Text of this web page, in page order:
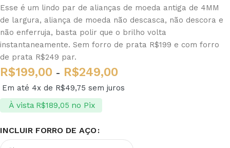
Esse é um lindo par de alianças de moeda antiga de 4MM
de largura, aliança de moeda não descasca, não descora e
não enferruja, basta polir que o brilho volta
instantaneamente. Sem forro de prata R$199 e com forro
de prata R$249 par.
R$199,00 - R$249,00
Em até 4x de R$49,75 sem juros
À vista R$189,05 no Pix
INCLUIR FORRO DE AÇO